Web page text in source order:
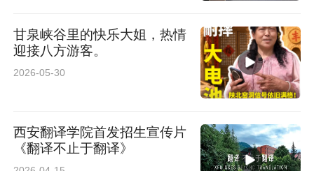
甘泉峡谷里的快乐大姐，热情
迎接八方游客。
2026-05-30
西安翻译学院首发招生宣传片
《翻译不止于翻译》